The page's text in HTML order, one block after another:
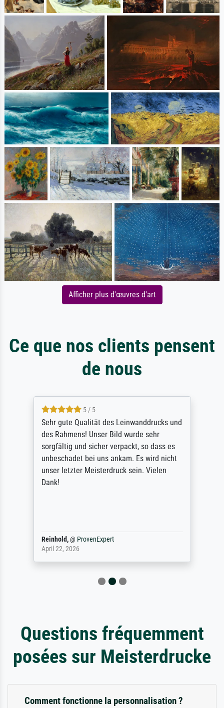
Afficher plus d'œuvres d'art
Ce que nos clients pensent
de nous
5 / 5
Sehr gute Qualität des Leinwanddrucks und
des Rahmens! Unser Bild wurde sehr
sorgfältig und sicher verpackt, so dass es
unbeschadet bei uns ankam. Es wird nicht
unser letzter Meisterdruck sein. Vielen
Dank!
Reinhold,@ ProvenExpert
April 22, 2026
Questions fréquemment
posées sur Meisterdrucke
Comment fonctionne la personnalisation ?